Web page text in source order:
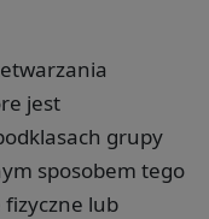
jest
grupy
sposobem tego
lub